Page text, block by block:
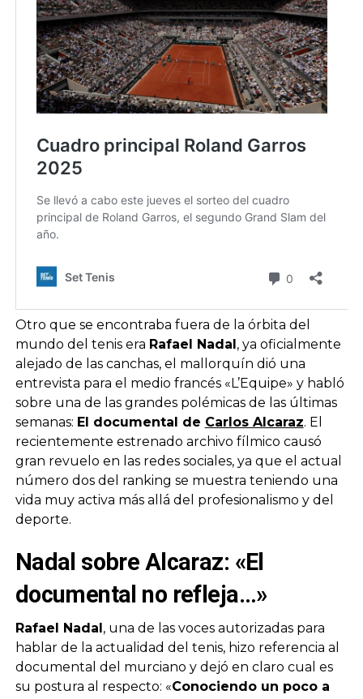
Otro que se encontraba fuera de la órbita del
mundo del tenis era Rafael Nadal, ya oficialmente
alejado de las canchas, el mallorquín dió una
entrevista para el medio francés «L’Equipe» y habló
sobre una de las grandes polémicas de las últimas
semanas: El documental de Carlos Alcaraz. El
recientemente estrenado archivo fílmico causó
gran revuelo en las redes sociales, ya que el actual
número dos del ranking se muestra teniendo una
vida muy activa más allá del profesionalismo y del
deporte.
Nadal sobre Alcaraz: «El
documental no refleja…»
Rafael Nadal, una de las voces autorizadas para
hablar de la actualidad del tenis, hizo referencia al
documental del murciano y dejó en claro cual es
su postura al respecto: «Conociendo un poco a